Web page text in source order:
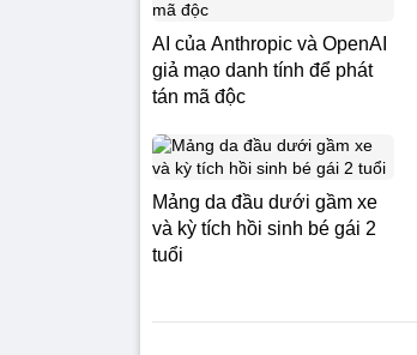
AI của Anthropic và OpenAI
giả mạo danh tính để phát
tán mã độc
Mảng da đầu dưới gầm xe
và kỳ tích hồi sinh bé gái 2
tuổi